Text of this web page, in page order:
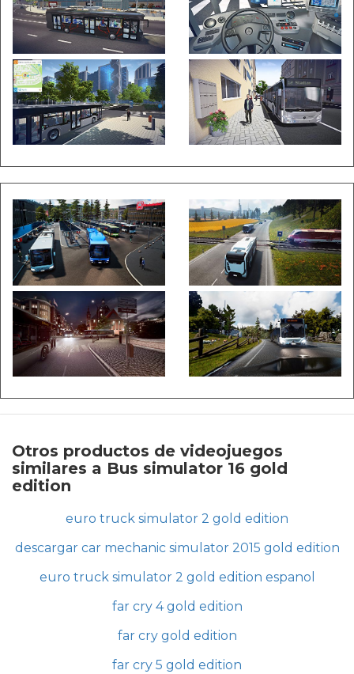
Otros productos de videojuegos
similares a Bus simulator 16 gold
edition
euro truck simulator 2 gold edition
descargar car mechanic simulator 2015 gold edition
euro truck simulator 2 gold edition espanol
far cry 4 gold edition
far cry gold edition
far cry 5 gold edition